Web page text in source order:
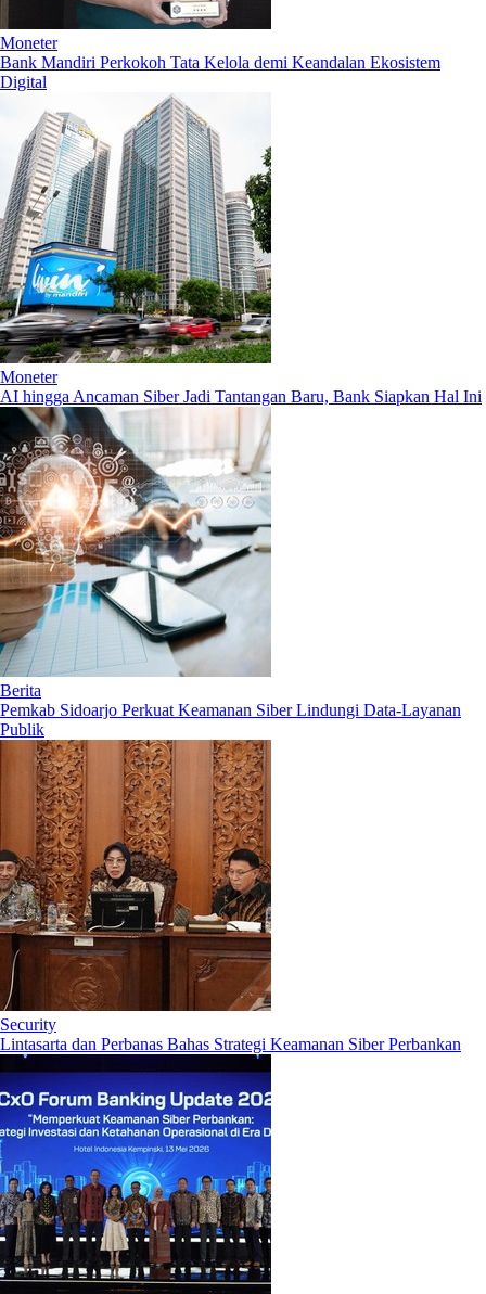
Moneter
Bank Mandiri Perkokoh Tata Kelola demi Keandalan Ekosistem
Digital
Moneter
AI hingga Ancaman Siber Jadi Tantangan Baru, Bank Siapkan Hal Ini
Berita
Pemkab Sidoarjo Perkuat Keamanan Siber Lindungi Data-Layanan
Publik
Security
Lintasarta dan Perbanas Bahas Strategi Keamanan Siber Perbankan